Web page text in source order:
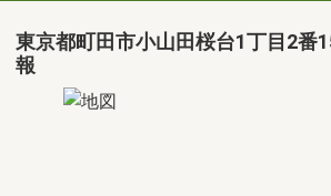
東京都町田市小山田桜台1丁目2番
報